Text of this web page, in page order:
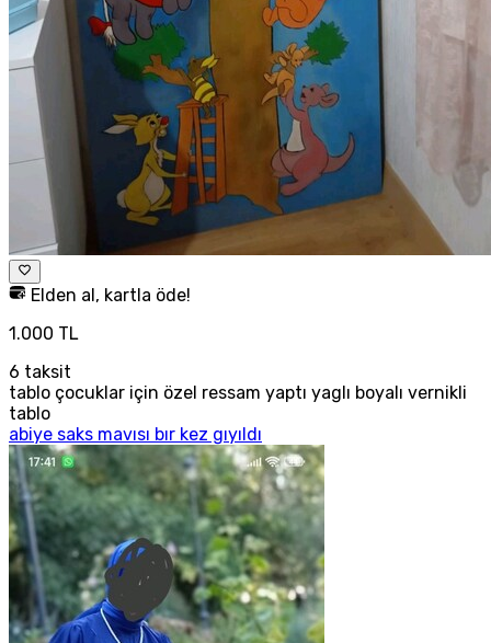
Elden al, kartla öde!
1.000 TL
6 taksit
tablo çocuklar için özel ressam yaptı yaglı boyalı vernikli
tablo
abiye saks mavısı bır kez gıyıldı